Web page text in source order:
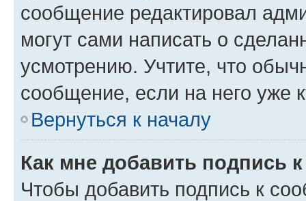
сообщение редактировал
могут сами написать о
усмотрению. Учтите, что
сообщение, если на него уже
Вернуться к началу
Как мне добавить подпись
Чтобы добавить подпись к